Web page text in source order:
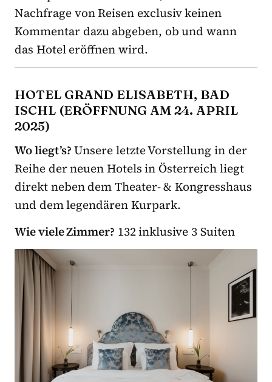
Nachfrage von Reisen exclusiv keinen
Kommentar dazu abgeben, ob und wann
das Hotel eröffnen wird.
HOTEL GRAND ELISABETH, BAD
ISCHL (ERÖFFNUNG AM 24. APRIL
2025)
Wo liegt’s?Unsere letzte Vorstellung in der
Reihe der neuen Hotels in Österreich liegt
direkt neben dem Theater- & Kongresshaus
und dem legendären Kurpark.
Wie viele Zimmer? 132 inklusive 3 Suiten